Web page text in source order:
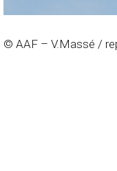
© AAF – V.Massé /